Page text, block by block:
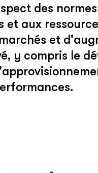
des
et aux
et
y compris le